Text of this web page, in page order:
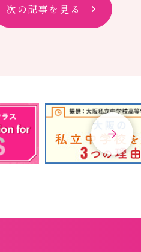
次の記事を見る